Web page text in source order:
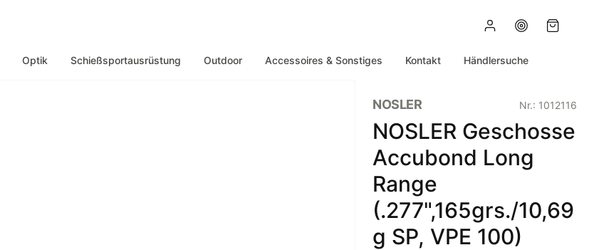
Optik Schießsportausrüstung Outdoor Accessoires & Sonstiges Kontakt Händlersuche
NOSLER Nr.: 1012116
NOSLER Geschosse
Accubond Long
Range
(.277",165grs./10,69
g SP, VPE 100)